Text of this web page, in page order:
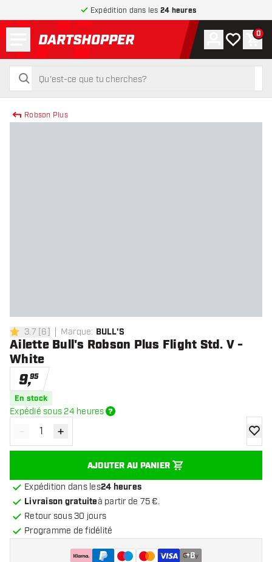
Expédition dans les 24 heures
retour à la page d’accueil
rechercher
rechercher
Compte
Ma liste0
Robson Plus
3.7 étoiles de notation
3.7 [6] Marque: BULL'S
Ailette Bull's Robson Plus Flight Std. V -
White
9,95
En stock
Expédié sous 24 heures
Diminuer la quantité
- Augmenter la quantité
+
AJOUTER AU PANIER
Expédition dans les24 heures
Livraison gratuiteà partir de 75 €.
Retour sous 30 jours
Programme de fidélité
+6